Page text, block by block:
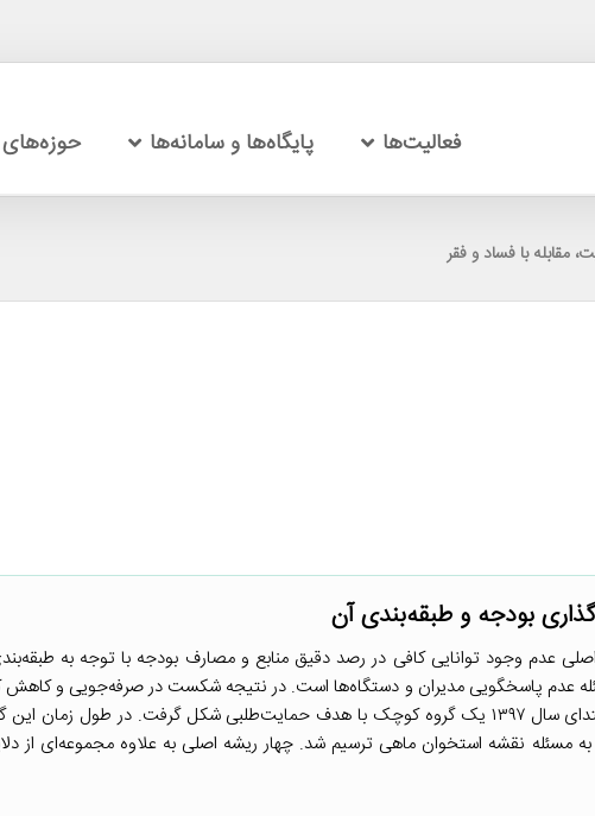
فعالیت‌ها پایگاه‌ها و سامانه‌ها
مقابله با فساد و فقر
۱- مسئله اصلی عدم وجود توانایی کافی در رصد دقیق منابع و مصارف بودجه با توجه به
عدم پاسخگویی مدیران و دستگاه‌ها است. در نتیجه شکست در صرفه‌جویی و
بودجه را در پی دارد. ۲- در ابتدای سال ۱۳۹۷ یک گروه کوچک با هدف حمایت‌طلبی شکل گرفت. در طول زمان
چندین مشاور گسترش یافت. ۳- برای ورود به مسئله نقشه استخوان ماهی ترسیم شد. چهار ریشه اصلی به علاوه مجموعه‌ای از